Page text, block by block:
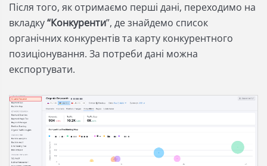
Після того, як отримаємо перші дані, переходимо на
вкладку“Конкуренти”, де знайдемо список
органічних конкурентів та карту конкурентного
позиціонування. За потреби дані можна
експортувати.